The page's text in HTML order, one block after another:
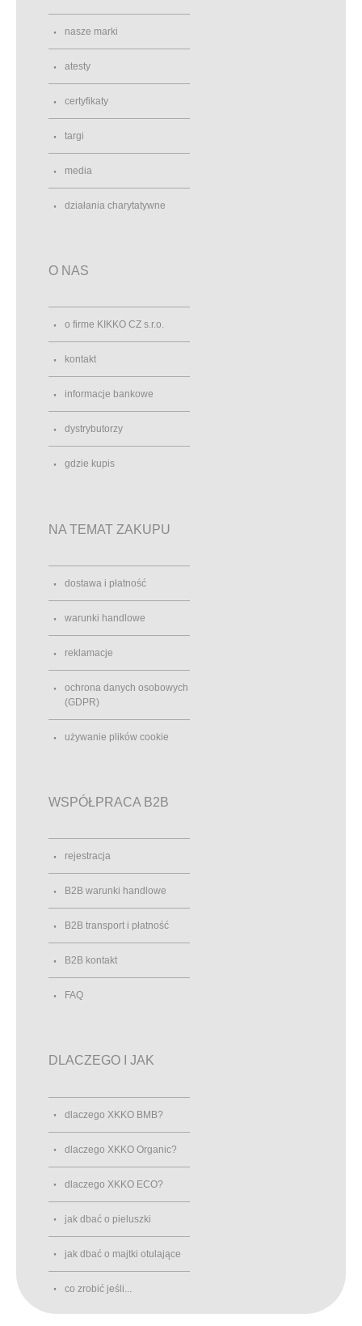
nasze marki
atesty
certyfikaty
targi
media
działania charytatywne
O NAS
o firme KIKKO CZ s.r.o.
kontakt
informacje bankowe
dystrybutorzy
gdzie kupis
NA TEMAT ZAKUPU
dostawa i płatność
warunki handlowe
reklamacje
ochrona danych osobowych
(GDPR)
używanie plików cookie
WSPÓŁPRACA B2B
rejestracja
B2B warunki handlowe
B2B transport i płatność
B2B kontakt
FAQ
DLACZEGO I JAK
dlaczego XKKO BMB?
dlaczego XKKO Organic?
dlaczego XKKO ECO?
jak dbać o pieluszki
jak dbać o majtki otulające
co zrobić jeśli...